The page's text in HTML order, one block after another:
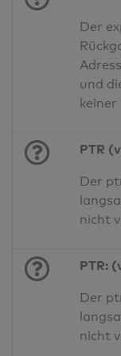
Der
und
PTR
Der
nicht
PTR:
Der
nicht